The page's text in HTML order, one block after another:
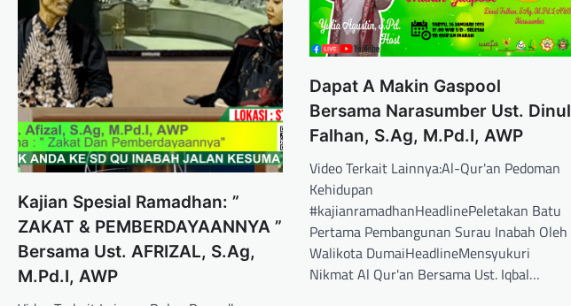
Kajian Spesial Ramadhan: ”
ZAKAT & PEMBERDAYAANNYA ”
Bersama Ust. AFRIZAL, S.Ag,
M.Pd.I, AWP
Dapat A Makin Gaspool
Bersama Narasumber Ust. Dinul
Falhan, S.Ag, M.Pd.I, AWP
Video Terkait Lainnya:Al-Qur'an Pedoman
Kehidupan
#kajianramadhanHeadlinePeletakan Batu
Pertama Pembangunan Surau Inabah Oleh
Walikota DumaiHeadlineMensyukuri
Nikmat Al Qur'an Bersama Ust. Iqbal…